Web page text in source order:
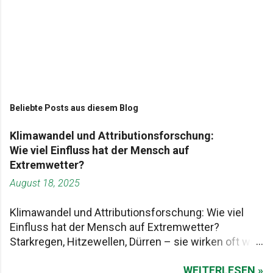
Beliebte Posts aus diesem Blog
Klimawandel und Attributionsforschung:
Wie viel Einfluss hat der Mensch auf
Extremwetter?
August 18, 2025
Klimawandel und Attributionsforschung: Wie viel
Einfluss hat der Mensch auf Extremwetter?
Starkregen, Hitzewellen, Dürren – sie wirken oft wie
WEITERLESEN »